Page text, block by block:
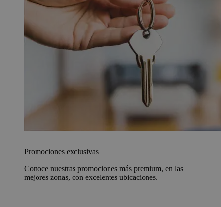
Promociones exclusivas
Conoce nuestras promociones más premium, en las
mejores zonas, con excelentes ubicaciones.